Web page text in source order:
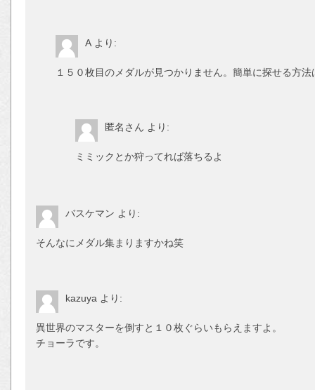
A より:
１５０枚目のメダルが見つかりません。簡単に探せる方
匿名さん より:
ミミックとか狩ってれば落ちるよ
バスケマン より:
そんなにメダル集まりますかね笑
kazuya より:
異世界のマスターを倒すと１０枚ぐらい
チョーラです。